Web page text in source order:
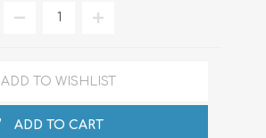
ADD TO WISHLIST
ADD TO CART